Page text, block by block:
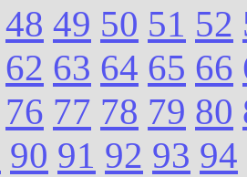
48 49 50 51 52
62 63 64 65 66
76 77 78 79 80
90 91 92 93 94